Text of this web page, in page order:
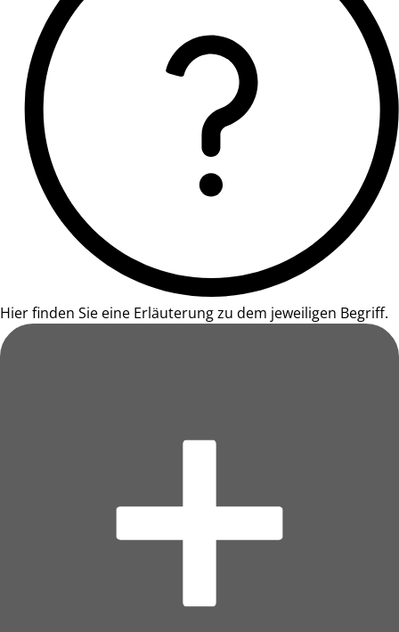
Hier finden Sie eine Erläuterung zu dem jeweiligen Begriff.